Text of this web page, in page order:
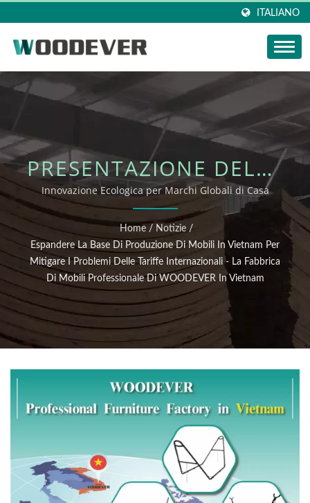
ITALIANO
PRESENTAZIONE DELLA
NOSTRA COLLEZIONE
DI DECORAZIONI IN
FIBRA NATURALE
Innovazione Ecologica per Marchi Globali di Casa
Home / Notizie /
Espandere La Base Di Produzione Di Mobili In Vietnam Per
Mitigare I Problemi Delle Tariffe Internazionali - La Fabbrica
Di Mobili Professionale Di WOODEVER In Vietnam